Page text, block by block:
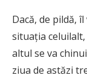
Dacă, de pildă,
situația
altul se va
ziua de astăzi